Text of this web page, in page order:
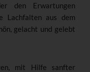
den Erwartungen
Lachfalten aus dem
gelacht und gelebt
mit Hilfe sanfter